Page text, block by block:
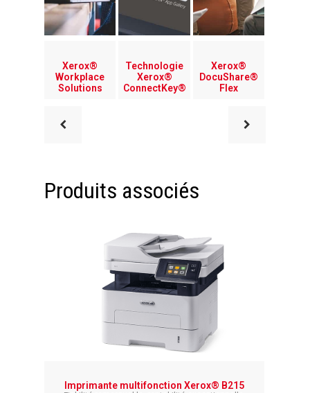
Xerox®
Workplace
Solutions
Technologie
Xerox®
ConnectKey®
Xerox®
DocuShare®
Flex
Produits associés
Imprimante multifonction Xerox® B215